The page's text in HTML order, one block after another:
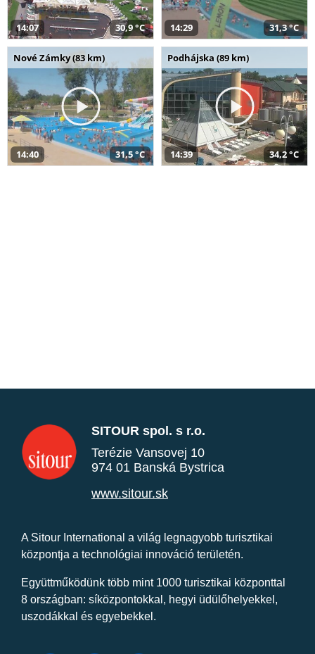
14:07 30,9 °C 14:29 31,3 °C
Nové Zámky (83 km)
14:40 31,5 °C
Podhájska (89 km)
14:39 34,2 °C
SITOUR spol. s r.o.
Terézie Vansovej 10
974 01 Banská Bystrica
www.sitour.sk
A Sitour International a világ legnagyobb turisztikai
központja a technológiai innováció területén.
Együttműködünk több mint 1000 turisztikai központtal
8 országban: síközpontokkal, hegyi üdülőhelyekkel,
uszodákkal és egyebekkel.